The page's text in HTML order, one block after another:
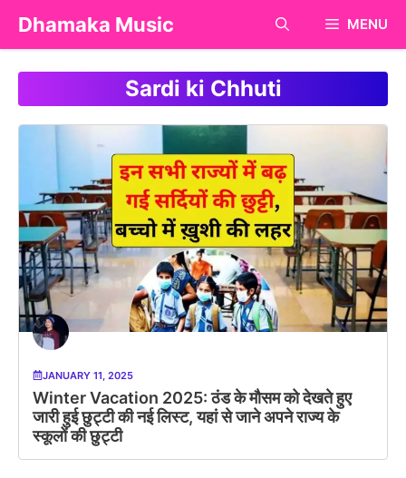
Skip
content
Dhamaka Music MENU
Sardi ki Chhuti
JANUARY 11, 2025
Winter Vacation 2025: ठंड के मौसम को देखते हुए
जारी हुई छुट्टी की नई लिस्ट, यहां से जाने अपने राज्य के
स्कूलों की छुट्टी